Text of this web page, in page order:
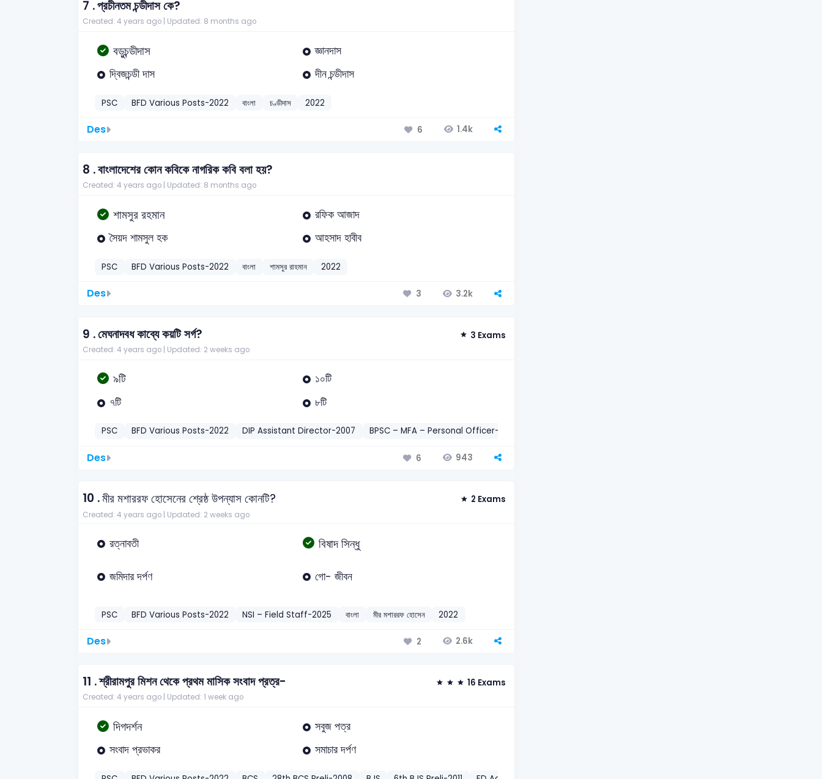
7 .প্রচীনতম চন্ডীদাস কে?
Created: 4 years ago | Updated: 8 months ago
বড়ুচন্ডীদাস
জ্ঞানদাস
দ্বিজচন্ডী দাস
দীন চন্ডীদাস
PSC BFD Various Posts-2022 বাংলা চণ্ডীদাস 2022
Des 6 1.4k
8 .বাংলাদেশের কোন কবিকে নাগরিক কবি বলা হয়?
Created: 4 years ago | Updated: 8 months ago
শামসুর রহমান
রফিক আজাদ
সৈয়দ শামসুল হক
আহসাদ হাবীব
PSC BFD Various Posts-2022 বাংলা শামসুর রাহমান 2022
Des 3 3.2k
9 .মেঘনাদবধ কাব্যে কয়টি সর্গ? 3 Exams
Created: 4 years ago | Updated: 2 weeks ago
৯টি
১০টি
৭টি
৮টি
PSC BFD Various Posts-2022 DIP Assistant Director-2007 BPSC – MFA – Personal Officer-2025
Des 6 943
10 .মীর মশাররফ হোসেনের শ্রেষ্ঠ উপন্যাস কোনটি? 2 Exams
Created: 4 years ago | Updated: 2 weeks ago
রত্নাবতী বিষাদ সিন্ধু
জমিদার দর্পণ গো- জীবন
PSC BFD Various Posts-2022 NSI – Field Staff-2025 বাংলা মীর মশাররফ হোসেন 2022
Des 2 2.6k
11 .শ্রীরামপুর মিশন থেকে প্রথম মাসিক সংবাদ প্রত্র- 16 Exams
Created: 4 years ago | Updated: 1 week ago
দিগদর্শন
সবুজ পত্র
সংবাদ প্রভাকর
সমাচার দর্পণ